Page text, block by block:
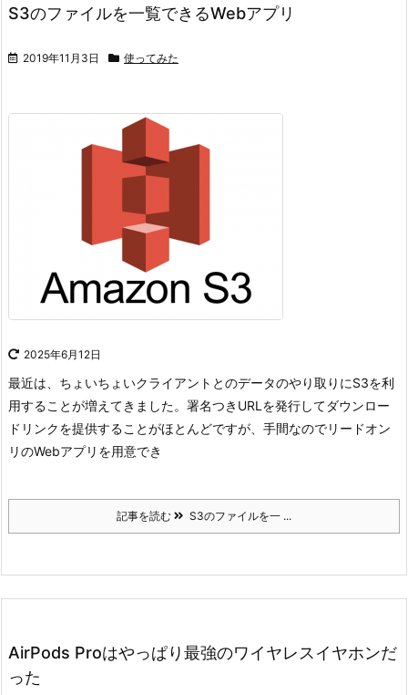
S3のファイルを一覧できるWebアプリ
2019年11月3日 使ってみた
2025年6月12日
最近は、ちょいちょいクライアントとのデータのやり取りにS3を利
用することが増えてきました。 署名つきURLを発行してダウンロー
ドリンクを提供することがほとんどですが、手間なのでリードオン
リのWebアプリを用意でき
記事を読む S3のファイルを一 ...
AirPods Proはやっぱり最強のワイヤレスイヤホンだ
った